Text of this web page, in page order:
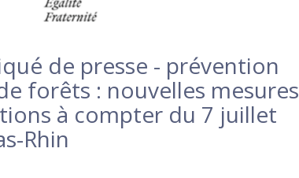
de presse - prévention
forêts : nouvelles mesures
à compter du 7 juillet
Rhin